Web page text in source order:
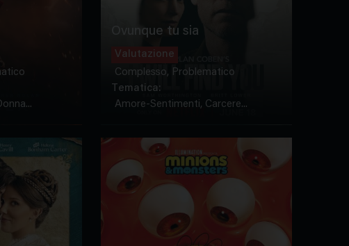
Ovunque tu sia
Valutazione
Complesso, Problematico
Tematica:
Amore-Sentimenti, Carcere...